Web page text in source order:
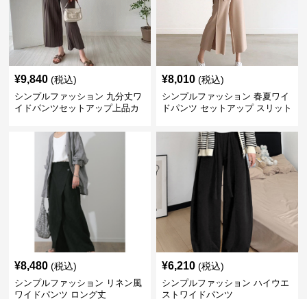
¥9,840 (税込)
シンプルファッション 九分丈ワ
イドパンツセットアップ上品カ
¥8,010 (税込)
シンプルファッション 春夏ワイ
ドパンツ セットアップ スリット
¥8,480 (税込)
シンプルファッション リネン風
ワイドパンツ ロング丈
¥6,210 (税込)
シンプルファッション ハイウエ
ストワイドパンツ